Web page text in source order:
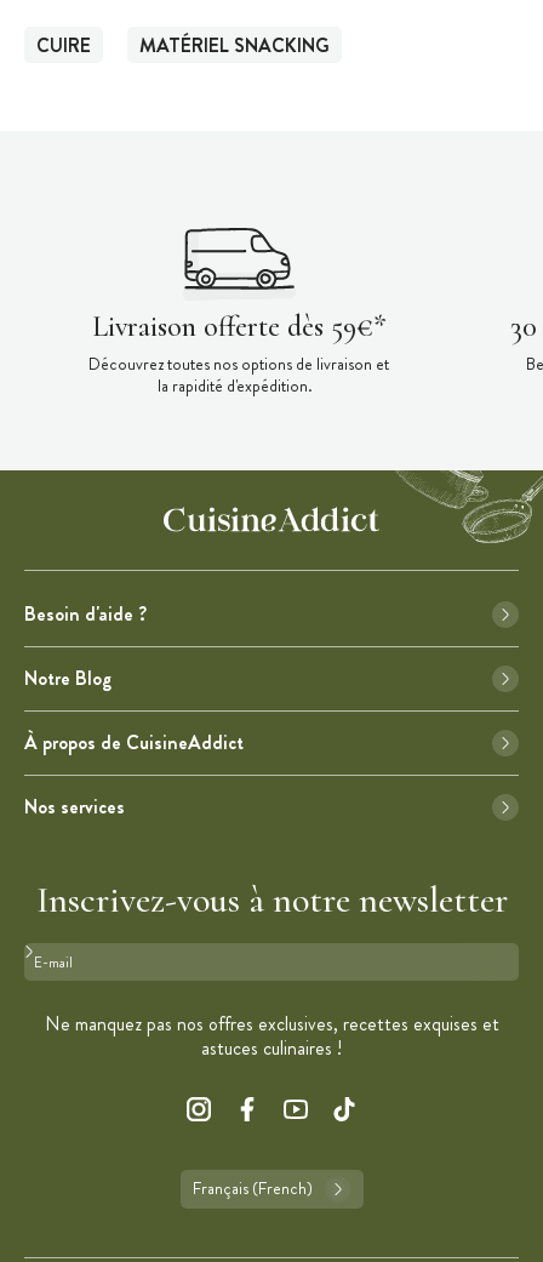
CUIRE MATÉRIEL SNACKING
Livraison offerte dès 59€*
Découvrez toutes nos options de livraison et
la rapidité d'expédition.
Besoin d'aide ?
Notre Blog
À propos de CuisineAddict
Nos services
Inscrivez-vous à notre newsletter
Format : adresse@email.com
Ne manquez pas nos offres exclusives, recettes exquises et
astuces culinaires !
Français (French)